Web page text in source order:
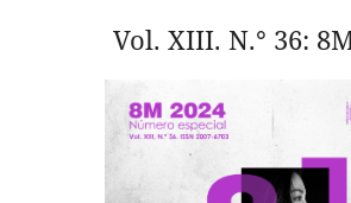
Vol. XIII. N.° 36: